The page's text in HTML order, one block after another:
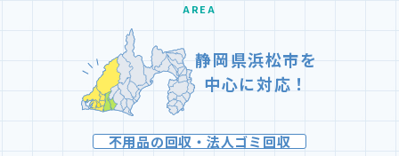
AREA
静岡県浜松市を
中心に対応！
不用品の回収・法人ゴミ回収